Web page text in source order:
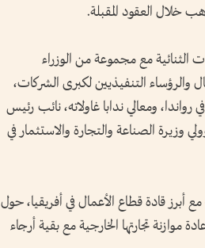
خلال العقود المقبلة.
الثنائية مع مجموعة من الوزراء
والرؤساء التنفيذيين لكبرى الشركات،
ومعالي ندابا غاولاته، نائب رئيس
وزيرة الصناعة والتجارة والاستثمار في
أبرز قادة قطاع الأعمال في أفريقيا، حول
موازنة تجارتها الخارجية مع بقية أرجاء